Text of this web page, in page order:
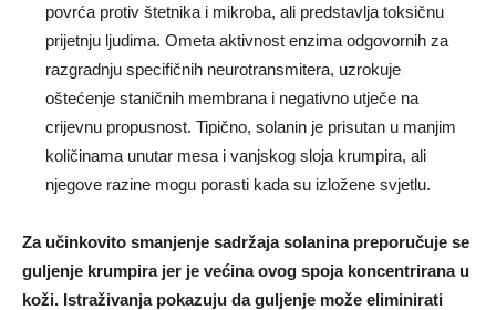
povrća protiv štetnika i mikroba, ali predstavlja toksičnu
prijetnju ljudima. Ometa aktivnost enzima odgovornih za
razgradnju specifičnih neurotransmitera, uzrokuje
oštećenje staničnih membrana i negativno utječe na
crijevnu propusnost. Tipično, solanin je prisutan u manjim
količinama unutar mesa i vanjskog sloja krumpira, ali
njegove razine mogu porasti kada su izložene svjetlu.
Za učinkovito smanjenje sadržaja solanina preporučuje se
guljenje krumpira jer je većina ovog spoja koncentrirana u
koži. Istraživanja pokazuju da guljenje može eliminirati